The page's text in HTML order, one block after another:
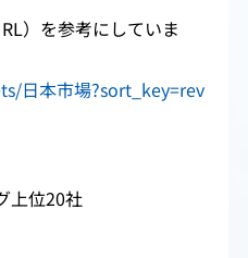
）を参考にしていま
日本市場?sort_key=rev
上位20社